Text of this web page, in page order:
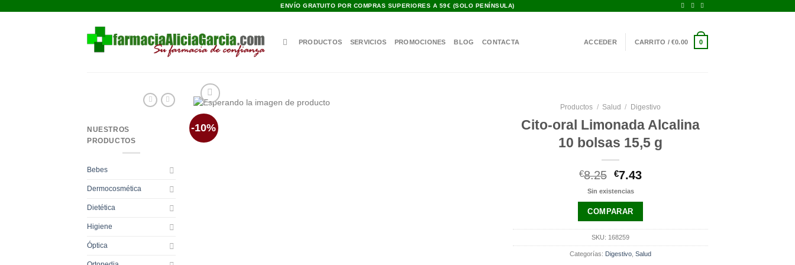
ENVÍO GRATUITO POR COMPRAS SUPERIORES A 59€ (SOLO PENÍNSULA)
PRODUCTOS SERVICIOS PROMOCIONES BLOG CONTACTA ACCEDER CARRITO / €0.00 0
NUESTROS
PRODUCTOS
Bebes
Dermocosmética
Dietética
Higiene
Óptica
-10%
Productos / Salud / Digestivo
Cito-oral Limonada Alcalina
10 bolsas 15,5 g
€8.25 El
precio
era:
€8.25.
€7.43El
€7.43.
Sin existencias
COMPARAR
SKU: 168259
Categorías: Digestivo Salud